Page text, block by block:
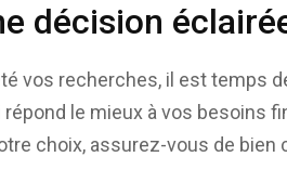
décision
vos recherches, il est temps
répond le mieux à vos
choix, assurez-vous de